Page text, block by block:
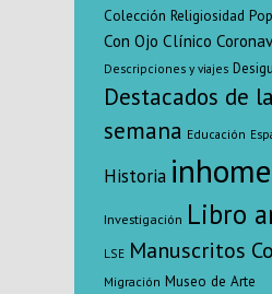
Colección Religiosidad
Con Ojo Clínico
Descripciones y viajes
Destacados de la
semana Educación
Historia inhome
Investigación Libro
LSE Manuscritos
Migración Museo de Arte